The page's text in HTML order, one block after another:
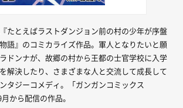
たとえばラストダンジョン前の村の少年が序盤
語』のコミカライズ作品。軍人となりたいと願
ドンナが、故郷の村から王都の士官学校に入学
解決したり、さまざまな人と交流して成長して
タジーコメディ。「ガンガンコミックス
から配信の作品。